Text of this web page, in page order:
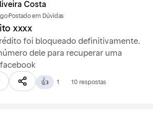
Costa
·Postado em Dúvidas
xxxx
foi bloqueado definitivamente.
dele para recuperar uma
👍 1 10 respostas